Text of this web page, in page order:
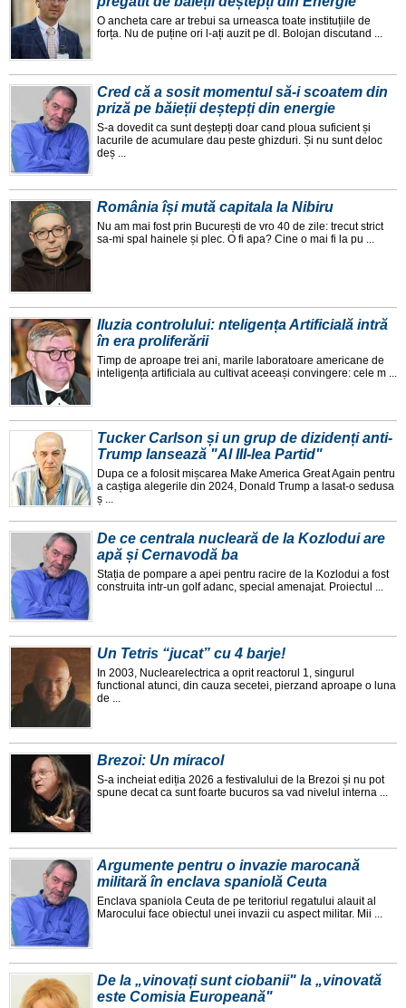
O ancheta care ar trebui sa urneasca toate instituțiile de
forța. Nu de puține ori l-ați auzit pe dl. Bolojan discutand ...
Cred că a sosit momentul să-i scoatem din
priză pe băieții deștepți din energie
S-a dovedit ca sunt deștepți doar cand ploua suficient și
lacurile de acumulare dau peste ghizduri. Și nu sunt deloc
deș ...
România își mută capitala la Nibiru
Nu am mai fost prin București de vro 40 de zile: trecut strict
sa-mi spal hainele și plec. O fi apa? Cine o mai fi la pu ...
Iluzia controlului: nteligența Artificială intră
în era proliferării
Timp de aproape trei ani, marile laboratoare americane de
inteligența artificiala au cultivat aceeași convingere: cele m ...
Tucker Carlson și un grup de dizidenți anti-
Trump lansează "Al III-lea Partid"
Dupa ce a folosit mișcarea Make America Great Again pentru
a caștiga alegerile din 2024, Donald Trump a lasat-o sedusa
ș ...
De ce centrala nucleară de la Kozlodui are
apă și Cernavodă ba
Stația de pompare a apei pentru racire de la Kozlodui a fost
construita intr-un golf adanc, special amenajat. Proiectul ...
Un Tetris “jucat” cu 4 barje!
In 2003, Nuclearelectrica a oprit reactorul 1, singurul
functional atunci, din cauza secetei, pierzand aproape o luna
de ...
Brezoi: Un miracol
S-a incheiat ediția 2026 a festivalului de la Brezoi și nu pot
spune decat ca sunt foarte bucuros sa vad nivelul interna ...
Argumente pentru o invazie marocană
militară în enclava spaniolă Ceuta
Enclava spaniola Ceuta de pe teritoriul regatului alauit al
Marocului face obiectul unei invazii cu aspect militar. Mii ...
De la „vinovați sunt ciobanii" la „vinovată
este Comisia Europeană"